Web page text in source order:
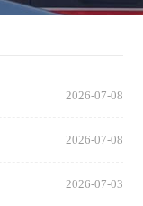
2026-07-08
2026-07-08
2026-07-03